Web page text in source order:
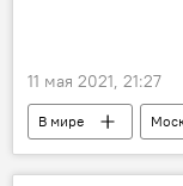
11 мая 2021, 21:27
В мире